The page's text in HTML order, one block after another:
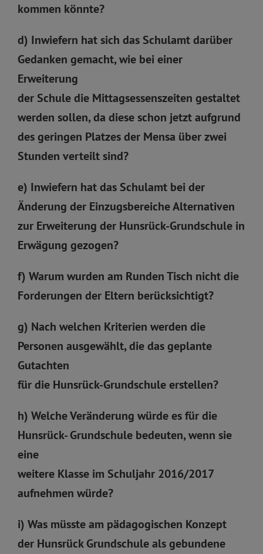
kommen könnte?
d) Inwiefern hat sich das Schulamt darüber
Gedanken gemacht, wie bei einer
Erweiterung
der Schule die Mittagsessenszeiten gestaltet
werden sollen, da diese schon jetzt aufgrund
des geringen Platzes der Mensa über zwei
Stunden verteilt sind?
e) Inwiefern hat das Schulamt bei der
Änderung der Einzugsbereiche Alternativen
zur Erweiterung der Hunsrück-Grundschule in
Erwägung gezogen?
f) Warum wurden am Runden Tisch nicht die
Forderungen der Eltern berücksichtigt?
g) Nach welchen Kriterien werden die
Personen ausgewählt, die das geplante
Gutachten
für die Hunsrück-Grundschule erstellen?
h) Welche Veränderung würde es für die
Hunsrück- Grundschule bedeuten, wenn sie
eine
weitere Klasse im Schuljahr 2016/2017
aufnehmen würde?
i) Was müsste am pädagogischen Konzept
der Hunsrück Grundschule als gebundene